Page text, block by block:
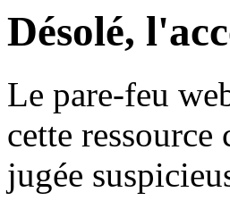
Désolé,
Le pare-feu
cette ressource
jugée